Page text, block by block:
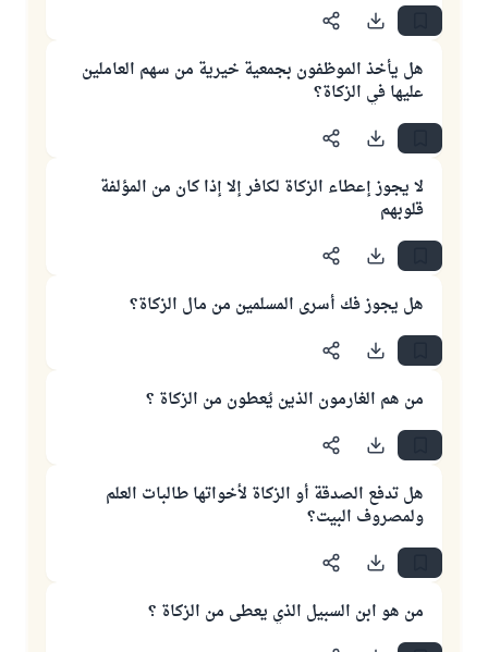
هل يأخذ الموظفون بجمعية خيرية من سهم العاملين
عليها في الزكاة؟
لا يجوز إعطاء الزكاة لكافر إلا إذا كان من المؤلفة
قلوبهم
هل يجوز فك أسرى المسلمين من مال الزكاة؟
من هم الغارمون الذين يُعطون من الزكاة ؟
هل تدفع الصدقة أو الزكاة لأخواتها طالبات العلم
ولمصروف البيت؟
من هو ابن السبيل الذي يعطى من الزكاة ؟